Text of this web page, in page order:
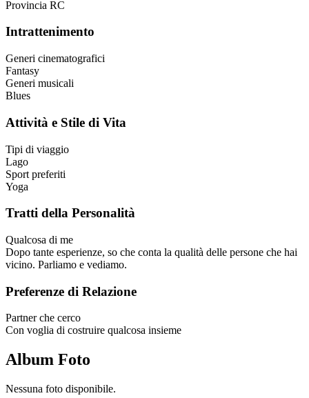
Provincia RC
Intrattenimento
Generi cinematografici
Fantasy
Generi musicali
Blues
Attività e Stile di Vita
Tipi di viaggio
Lago
Sport preferiti
Yoga
Tratti della Personalità
Qualcosa di me
Dopo tante esperienze, so che conta la qualità delle persone che hai
vicino. Parliamo e vediamo.
Preferenze di Relazione
Partner che cerco
Con voglia di costruire qualcosa insieme
Album Foto
Nessuna foto disponibile.